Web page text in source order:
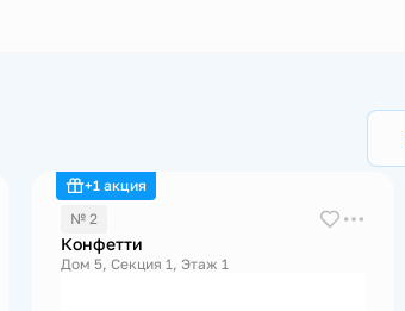
+1 акция
№ 2
Конфетти
Дом 5, Секция 1, Этаж 1